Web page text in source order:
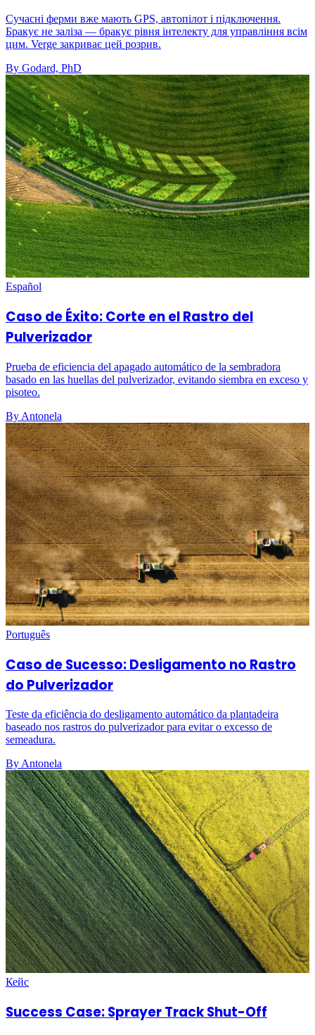
Сучасні ферми вже мають GPS, автопілот і підключення.
Бракує не заліза — бракує рівня інтелекту для управління всім
цим. Verge закриває цей розрив.
By Godard, PhD
Español
Caso de Éxito: Corte en el Rastro del
Pulverizador
Prueba de eficiencia del apagado automático de la sembradora
basado en las huellas del pulverizador, evitando siembra en exceso y
pisoteo.
By Antonela
Português
Caso de Sucesso: Desligamento no Rastro
do Pulverizador
Teste da eficiência do desligamento automático da plantadeira
baseado nos rastros do pulverizador para evitar o excesso de
semeadura.
By Antonela
Кейс
Success Case: Sprayer Track Shut-Off